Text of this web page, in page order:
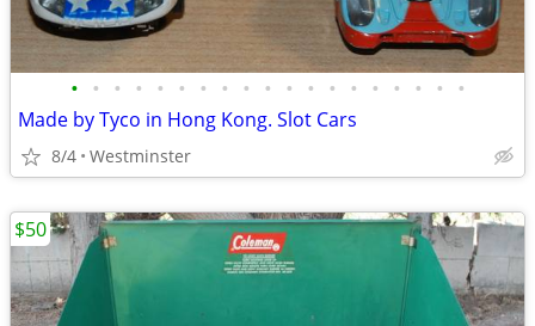
• • • • • • • • • • • • • • • • • • •
Made by Tyco in Hong Kong. Slot Cars
8/4 Westminster
$50